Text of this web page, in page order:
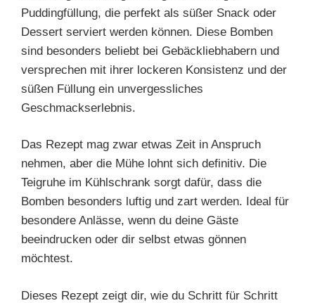
Puddingfüllung, die perfekt als süßer Snack oder
Dessert serviert werden können. Diese Bomben
sind besonders beliebt bei Gebäckliebhabern und
versprechen mit ihrer lockeren Konsistenz und der
süßen Füllung ein unvergessliches
Geschmackserlebnis.
Das Rezept mag zwar etwas Zeit in Anspruch
nehmen, aber die Mühe lohnt sich definitiv. Die
Teigruhe im Kühlschrank sorgt dafür, dass die
Bomben besonders luftig und zart werden. Ideal für
besondere Anlässe, wenn du deine Gäste
beeindrucken oder dir selbst etwas gönnen
möchtest.
Dieses Rezept zeigt dir, wie du Schritt für Schritt